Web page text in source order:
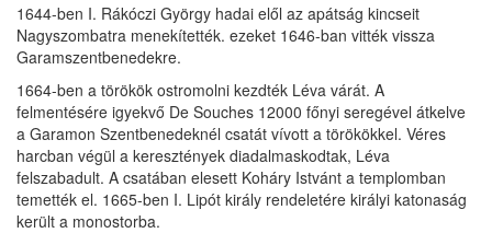
1644-ben I. Rákóczi György hadai elől az apátság kincseit
Nagyszombatra menekítették. ezeket 1646-ban vitték vissza
Garamszentbenedekre.
1664-ben a törökök ostromolni kezdték Léva várát. A
felmentésére igyekvő De Souches 12000 főnyi seregével átkelve
a Garamon Szentbenedeknél csatát vívott a törökökkel. Véres
harcban végül a keresztények diadalmaskodtak, Léva
felszabadult. A csatában elesett Koháry Istvánt a templomban
temették el. 1665-ben I. Lipót király rendeletére királyi katonaság
került a monostorba.